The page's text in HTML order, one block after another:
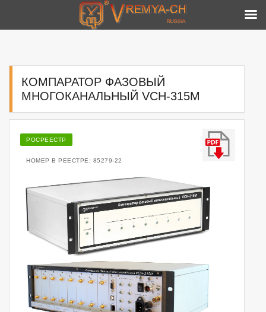
contentКОМПАРАТОР ФАЗОВЫЙ
МНОГОКАНАЛЬНЫЙ VCH-315M
РОСРЕЕСТР
НОМЕР В РЕЕСТРЕ: 85279-22